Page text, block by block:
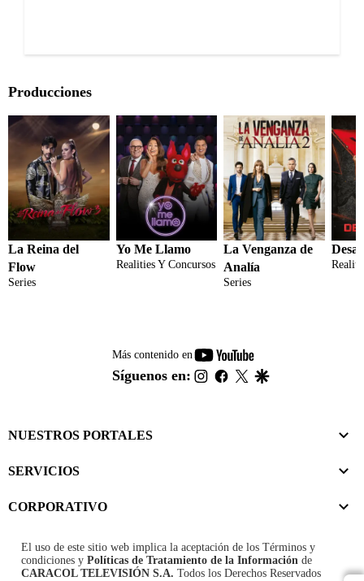
Producciones
La Reina del
Flow
Series
Yo Me Llamo
Realities Y Concursos
La Venganza de
Analía
Series
Más contenido en
youtube-
footer
Síguenos en: instagram
facebook
twitter
NUESTROS PORTALES
SERVICIOS
CORPORATIVO
El uso de este sitio web implica la aceptación de los Términos y
condiciones y Políticas de Tratamiento de la Información de
CARACOL TELEVISIÓN S.A. Todos los Derechos Reservados